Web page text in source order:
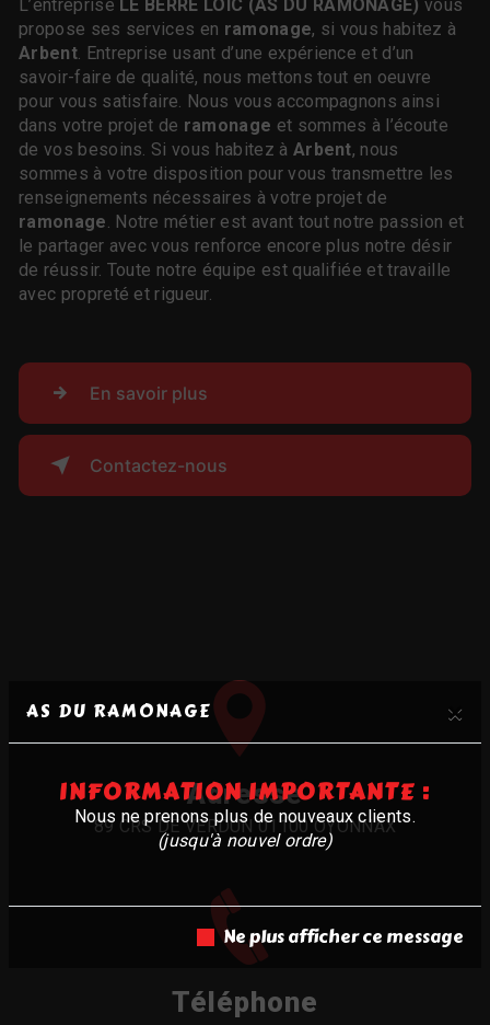
AS DU RAMONAGE ×
INFORMATION IMPORTANTE :
Nous ne prenons plus de nouveaux clients.
(jusqu'à nouvel ordre)
Ne plus afficher ce message
L’entreprise LE BERRE LOIC (AS DU RAMONAGE) vous
propose ses services en ramonage, si vous habitez à
Arbent. Entreprise usant d’une expérience et d’un
savoir-faire de qualité, nous mettons tout en oeuvre
pour vous satisfaire. Nous vous accompagnons ainsi
dans votre projet de ramonage et sommes à l’écoute
de vos besoins. Si vous habitez à Arbent, nous
sommes à votre disposition pour vous transmettre les
renseignements nécessaires à votre projet de
ramonage. Notre métier est avant tout notre passion et
le partager avec vous renforce encore plus notre désir
de réussir. Toute notre équipe est qualifiée et travaille
avec propreté et rigueur.
En savoir plus
Contactez-nous
Adresse
89 CRS DE VERDUN 01100 OYONNAX
Téléphone